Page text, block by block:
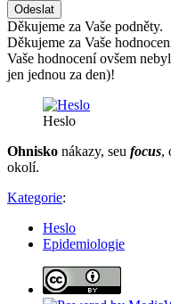
Odeslat
Děkujeme za Vaše podněty.
Děkujeme za Vaše
Vaše hodnocení ovšem
jen jednou za den)!
Heslo
Ohnisko nákazy, seu focus,
okolí.
Kategorie:
Heslo
Epidemiologie